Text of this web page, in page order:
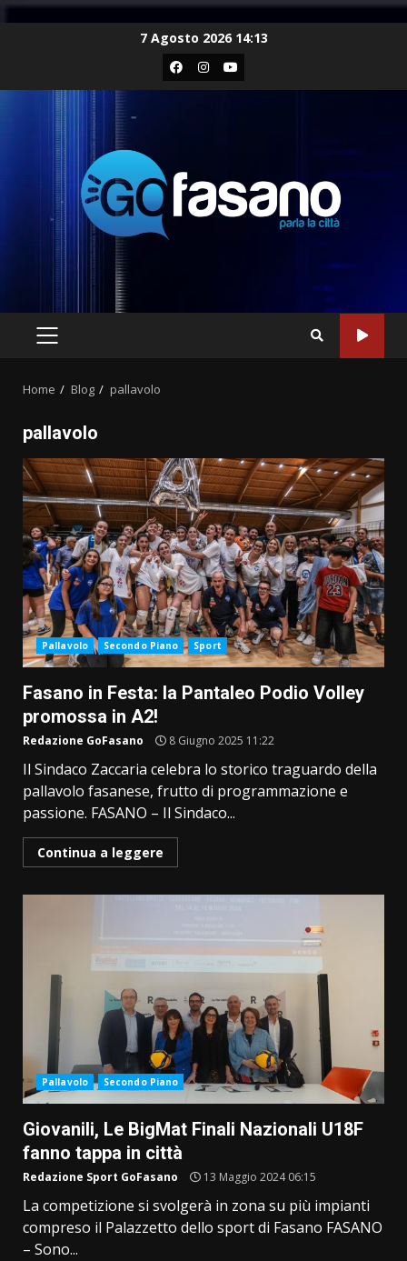
7 Agosto 2026 14:13
Facebook
Instagram
Youtube
PRIMARY
Home Blog pallavolo
pallavolo
Pallavolo Secondo Piano Sport
Fasano in Festa: la Pantaleo Podio Volley
promossa in A2!
Redazione GoFasano 8 Giugno 2025 11:22
Il Sindaco Zaccaria celebra lo storico traguardo della
pallavolo fasanese, frutto di programmazione e
passione. FASANO – Il Sindaco...
Continua a leggere
Pallavolo Secondo Piano
Giovanili, Le BigMat Finali Nazionali U18F
fanno tappa in città
Redazione Sport GoFasano 13 Maggio 2024 06:15
La competizione si svolgerà in zona su più impianti
compreso il Palazzetto dello sport di Fasano FASANO
– Sono...